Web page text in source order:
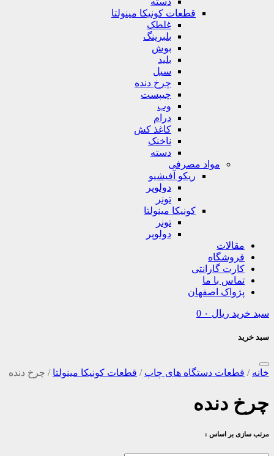
قطعات کونیکا مینولتا
غلطک
بلبرینگ
بوش
بلید
سیل
چرخ دنده
چیپست
وب
درام
کاغذ کش
ناخنک
دسته
مواد مصرفی
ریکو آفیشیو
دولوپر
تونر
کونیکا مینولتا
تونر
دولوپر
مقالات
فروشگاه
کارت گارانتی
تماس با ما
پژواک اصفهان
سبد خرید ریال 0
سبد خرید
خانه / قطعات دستگاه های چاپ / قطعات کونیکا مینولتا / چرخ دنده
چرخ دنده
مرتب سازی بر اساس :